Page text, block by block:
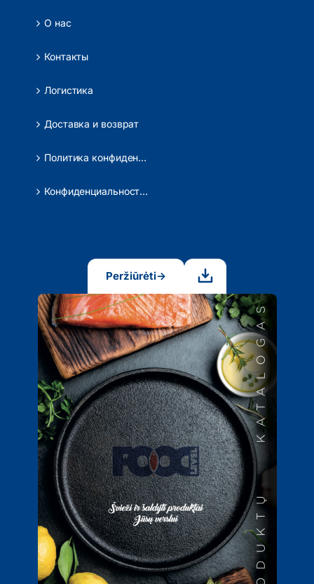
О нас
Контакты
Логистика
Доставка и возврат
Политика конфиденциальности
Конфиденциальность данных
Peržiūrėti→